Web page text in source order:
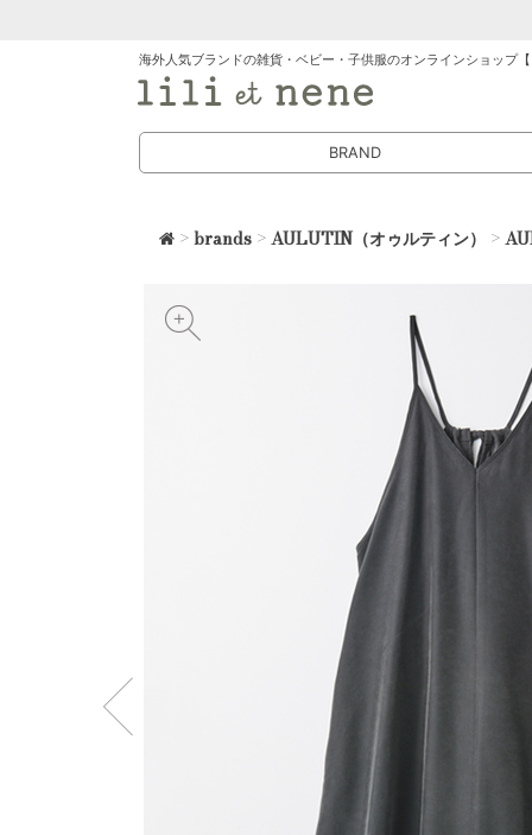
海外人気ブランドの雑貨・ベビー・子供服のオンラインショップ
BRAND
>brands >AULUTIN（オゥルティン） >